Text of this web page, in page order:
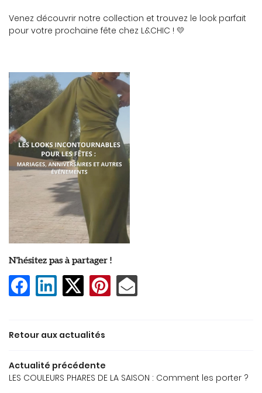
ACCUEIL
ET TENDANCE
COLLECTIONS
ACTUALITÉS
AVIS
CONTACT
Venez découvrir notre collection et trouvez le look parfait
pour votre prochaine fête chez L&CHIC ! 💛
N'hésitez pas à partager !
Retour aux actualités
Actualité précédente
LES COULEURS PHARES DE LA SAISON : Comment les porter ?